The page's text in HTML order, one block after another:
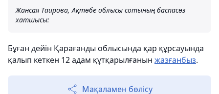
Жансая Таирова, Ақтөбе облысы сотының баспасөз
хатшысы:
Бұған дейін Қарағанды облысында қар құрсауында
қалып кеткен 12 адам құтқарылғанын жазғанбыз.
Мақаламен бөлісу